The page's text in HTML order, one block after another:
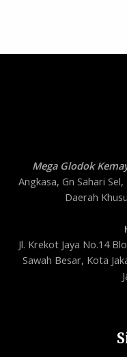
Mega Glodok
Angkasa, Gn Sahari
Daerah
Jl. Krekot Jaya No.14
Sawah Besar, Kota